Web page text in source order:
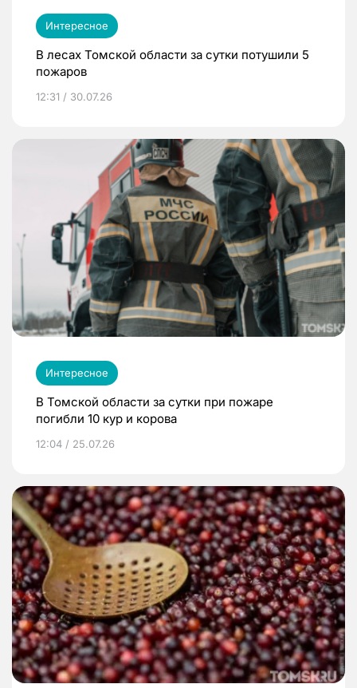
Интересное
В лесах Томской области за сутки потушили 5
пожаров
12:31 / 30.07.26
Интересное
В Томской области за сутки при пожаре
погибли 10 кур и корова
12:04 / 25.07.26